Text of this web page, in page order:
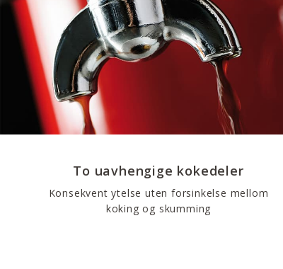
To uavhengige kokedeler
Konsekvent ytelse uten forsinkelse mellom
koking og skumming